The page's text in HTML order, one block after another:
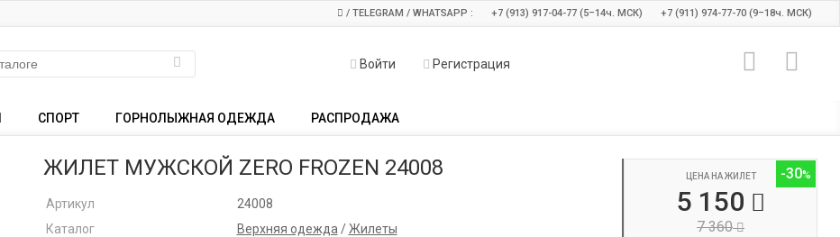
/ TELEGRAM / WHATSAPP : +7 (913) 917-04-77 (5–14ч. МСК) +7 (911) 974-77-70 (9–18ч. МСК)
Войти Регистрация
СПОРТ ГОРНОЛЫЖНАЯ ОДЕЖДА РАСПРОДАЖА
ЖИЛЕТ МУЖСКОЙ ZERO FROZEN 24008
Артикул
24008
Каталог
Верхняя одежда /Жилеты
-30
ЦЕНА НА ЖИЛЕТ
5 150
7 360